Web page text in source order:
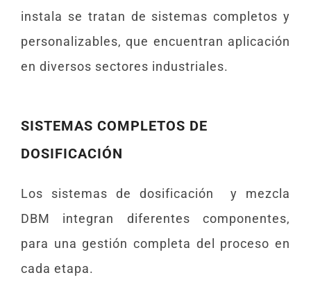
instala se tratan de sistemas completos y
personalizables, que encuentran aplicación
en diversos sectores industriales.
SISTEMAS COMPLETOS DE
DOSIFICACIÓN
Los sistemas de dosificación y mezcla
DBM integran diferentes componentes,
para una gestión completa del proceso en
cada etapa.